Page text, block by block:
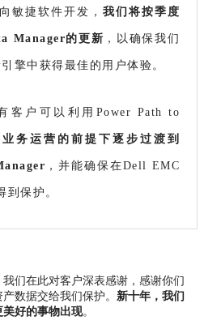
敏捷软件开发， 我们将按季度
Manager的更新 ，以确保我们
擎中获得最佳的用户体验。
客户可以利用Power Path to
务运营的前提下逐步过渡到
，并能确保在Dell EMC
到保护。
们在此对客户深表感谢，感谢你们
数据交给我们保护。 新十年，我们
好的事物出现。